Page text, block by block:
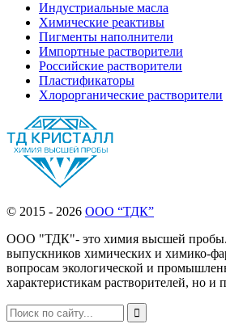
Индустриальные масла
Химические реактивы
Пигменты наполнители
Импортные растворители
Российские растворители
Пластификаторы
Хлорорганические растворители
© 2015 - 2026 ООО “ТДК”
ООО "ТДК"- это химия высшей пробы.
выпускников химических и химико-
вопросам экологической и
характеристикам растворителей, но